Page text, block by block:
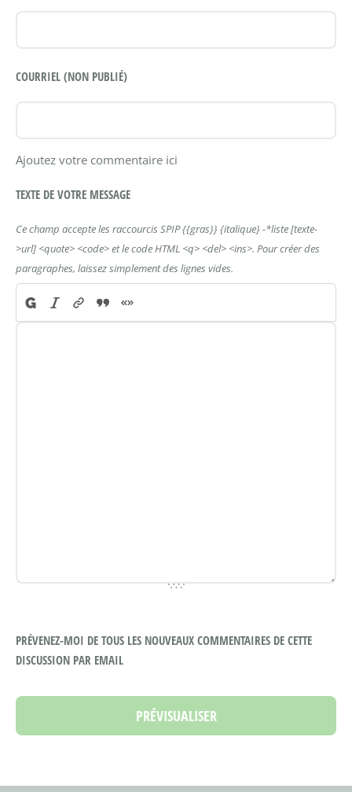
COURRIEL (NON PUBLIÉ)
Ajoutez votre commentaire ici
TEXTE DE VOTRE MESSAGE
Ce champ accepte les raccourcis SPIP{{gras}}{italique}-*liste[texte-
>url] <quote> <code>et le code HTML <q> <del> <ins>. Pour créer des
paragraphes, laissez simplement des lignes vides.
PRÉVENEZ-MOI DE TOUS LES NOUVEAUX COMMENTAIRES DE CETTE
DISCUSSION PAR EMAIL